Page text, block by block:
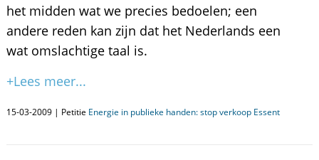
het midden wat we precies bedoelen; een
andere reden kan zijn dat het Nederlands een
wat omslachtige taal is.
+Lees meer...
15-03-2009 | Petitie Energie in publieke handen: stop verkoop Essent